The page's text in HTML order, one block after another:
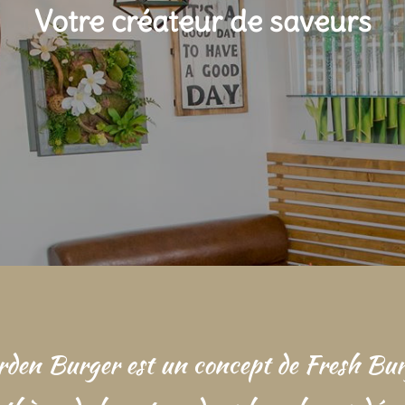
Votre créateur de saveurs
Burger est un concept de Fresh